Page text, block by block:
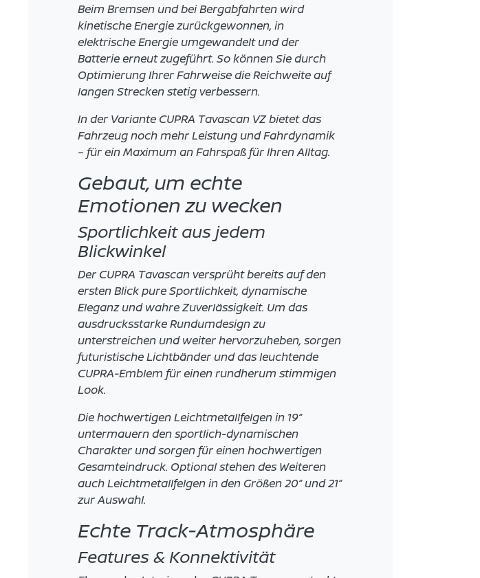
Beim Bremsen und bei Bergabfahrten wird
kinetische Energie zurückgewonnen, in
elektrische Energie umgewandelt und der
Batterie erneut zugeführt. So können Sie durch
Optimierung Ihrer Fahrweise die Reichweite auf
langen Strecken stetig verbessern.
In der Variante CUPRA Tavascan VZ bietet das
Fahrzeug noch mehr Leistung und Fahrdynamik
– für ein Maximum an Fahrspaß für Ihren Alltag.
Gebaut, um echte
Emotionen zu wecken
Sportlichkeit aus jedem
Blickwinkel
Der CUPRA Tavascan versprüht bereits auf den
ersten Blick pure Sportlichkeit, dynamische
Eleganz und wahre Zuverlässigkeit. Um das
ausdrucksstarke Rundumdesign zu
unterstreichen und weiter hervorzuheben, sorgen
futuristische Lichtbänder und das leuchtende
CUPRA-Emblem für einen rundherum stimmigen
Look.
Die hochwertigen Leichtmetallfelgen in 19“
untermauern den sportlich-dynamischen
Charakter und sorgen für einen hochwertigen
Gesamteindruck. Optional stehen des Weiteren
auch Leichtmetallfelgen in den Größen 20“ und 21“
zur Auswahl.
Echte Track-Atmosphäre
Features & Konnektivität